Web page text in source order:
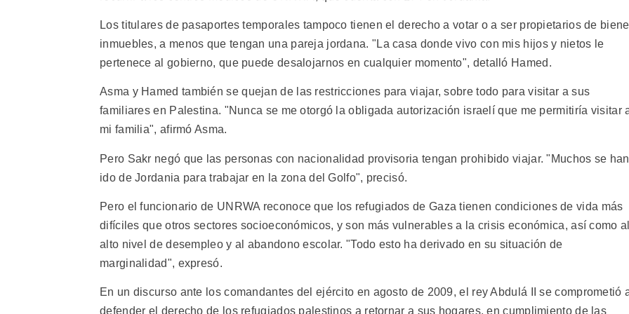
Los titulares de pasaportes temporales tampoco tienen el derecho a votar o a ser propietarios de
inmuebles, a menos que tengan una pareja jordana. "La casa donde vivo con mis hijos y nietos le
pertenece al gobierno, que puede desalojarnos en cualquier momento", detalló Hamed.
Asma y Hamed también se quejan de las restricciones para viajar, sobre todo para visitar a sus
familiares en Palestina. "Nunca se me otorgó la obligada autorización israelí que me permitiría visitar
mi familia", afirmó Asma.
Pero Sakr negó que las personas con nacionalidad provisoria tengan prohibido viajar. "Muchos se han
ido de Jordania para trabajar en la zona del Golfo", precisó.
Pero el funcionario de UNRWA reconoce que los refugiados de Gaza tienen condiciones de vida más
difíciles que otros sectores socioeconómicos, y son más vulnerables a la crisis económica, así como al
alto nivel de desempleo y al abandono escolar. "Todo esto ha derivado en su situación de
marginalidad", expresó.
En un discurso ante los comandantes del ejército en agosto de 2009, el rey Abdulá II se comprometió
defender el derecho de los refugiados palestinos a retornar a sus hogares, en cumplimiento de las